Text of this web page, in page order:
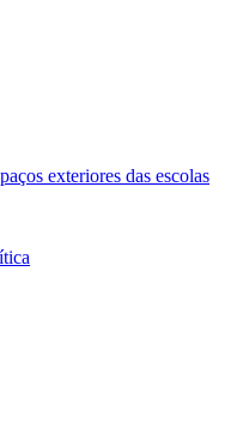
exteriores das escolas